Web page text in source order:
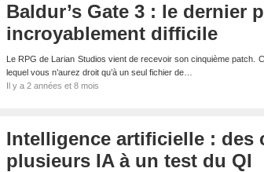
Baldur’s Gate 3 : le dernier
incroyablement difficile
Le RPG de Larian Studios vient de recevoir son cinquième patch.
lequel vous n’aurez droit qu’à un seul fichier de…
Il y a 2 années et 8 mois
Intelligence artificielle : des
plusieurs IA à un test du QI